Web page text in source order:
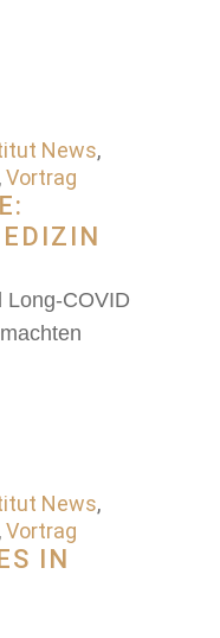
News,
Vortrag
Long-COVID
News,
Vortrag
IN